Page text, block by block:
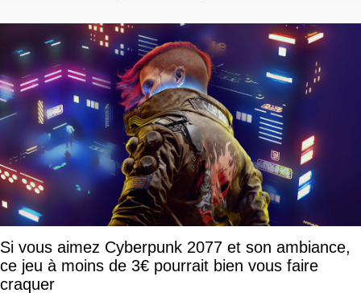
Si vous aimez Cyberpunk 2077 et son ambiance,
ce jeu à moins de 3€ pourrait bien vous faire
craquer